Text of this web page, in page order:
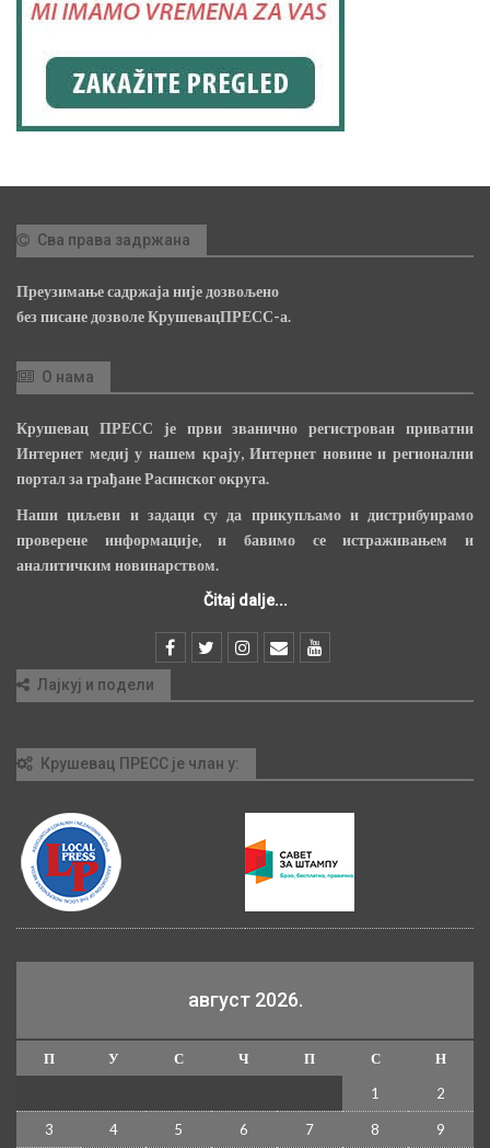
Сва права задржана
Преузимање садржаја није дозвољено
без писане дозволе КрушевацПРЕСС-а.
О нама
Крушевац ПРЕСС је први званично регистрован приватни
Интернет медиј у нашем крају, Интернет новине и регионални
портал за грађане Расинског округа.
Наши циљеви и задаци су да прикупљамо и дистрибуирамо
проверене информације, и бавимо се истраживањем и
аналитичким новинарством.
Čitaj dalje...
Лајкуј и подели
Крушевац ПРЕСС је члан у:
август 2026.
П У С Ч П С
Н
1
2
3 4 5 6 7 8 9